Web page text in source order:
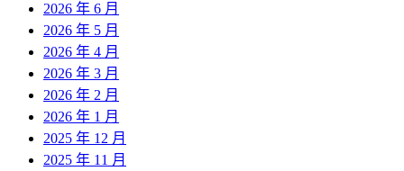
2026 年 6 月
2026 年 5 月
2026 年 4 月
2026 年 3 月
2026 年 2 月
2026 年 1 月
2025 年 12 月
2025 年 11 月